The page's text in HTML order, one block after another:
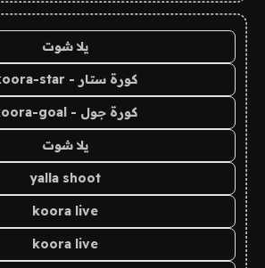
يلا شوت
كورة ستار - koora-star
كورة جول - koora-goal
يلا شوت
yalla shoot
koora live
koora live